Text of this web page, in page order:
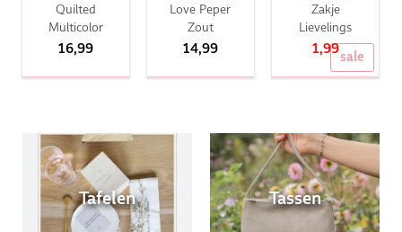
Quilted
Multicolor
16,99
Love Peper
Zout
14,99
sale
Zakje
Lievelings
1,99
Tafelen Tassen